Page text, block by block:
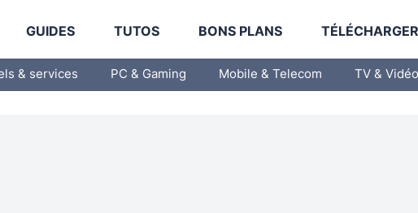
GUIDES TUTOS BONS PLANS
& services PC & Gaming Mobile & Telecom TV & Vidéo